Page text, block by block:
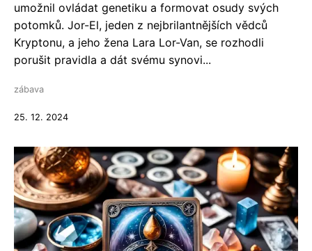
umožnil ovládat genetiku a formovat osudy svých
potomků. Jor-El, jeden z nejbrilantnějších vědců
Kryptonu, a jeho žena Lara Lor-Van, se rozhodli
porušit pravidla a dát svému synovi...
zábava
25. 12. 2024